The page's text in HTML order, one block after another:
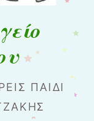
ΠΑΙΔΊ